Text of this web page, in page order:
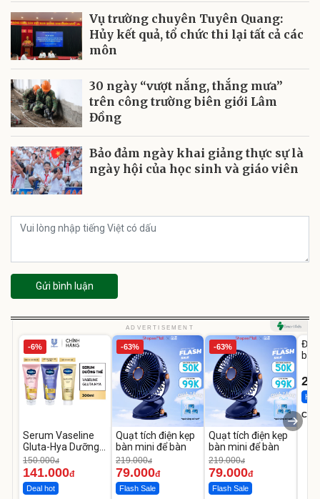
Vụ trường chuyên Tuyên Quang:
Hủy kết quả, tổ chức thi lại tất cả các
môn
30 ngày “vượt nắng, thắng mưa”
trên công trường biên giới Lâm
Đồng
Bảo đảm ngày khai giảng thực sự là
ngày hội của học sinh và giáo viên
Gửi bình luận
ADVERTISEMENT
-6%
Serum Vaseline
Gluta-Hya Dưỡng
Da Sáng Mịn Sau 7
Ngày
150.000đ
141.000đ
Deal hot
-63%
Quạt tích điện kẹp
bàn mini để bàn
219.000đ
79.000đ
Flash Sale
-63%
Quạt tích điện kẹp
bàn mini để bàn
219.000đ
79.000đ
Flash Sale
Đai
bé
Hot